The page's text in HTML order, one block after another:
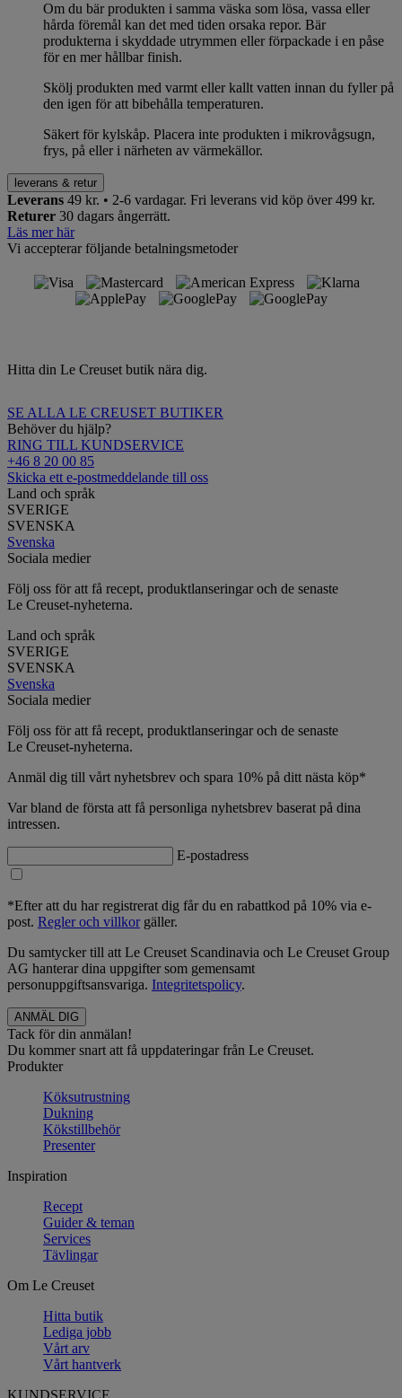
Om du bär produkten i samma väska som lösa, vassa eller
hårda föremål kan det med tiden orsaka repor. Bär
produkterna i skyddade utrymmen eller förpackade i en påse
för en mer hållbar finish.
Skölj produkten med varmt eller kallt vatten innan du fyller på
den igen för att bibehålla temperaturen.
Säkert för kylskåp. Placera inte produkten i mikrovågsugn,
frys, på eller i närheten av värmekällor.
leverans & retur
Leverans 49 kr. • 2-6 vardagar. Fri leverans vid köp över 499 kr.
Returer 30 dagars ångerrätt.
Läs mer här
Vi accepterar följande betalningsmetoder
Hitta din Le Creuset butik nära dig.
SE ALLA LE CREUSET BUTIKER
Behöver du hjälp?
RING TILL KUNDSERVICE
+46 8 20 00 85
Skicka ett e-postmeddelande till oss
Land och språk
SVERIGE
SVENSKA
Svenska
Sociala medier
Följ oss för att få recept, produktlanseringar och de senaste
Le Creuset-nyheterna.
Land och språk
SVERIGE
SVENSKA
Svenska
Sociala medier
Följ oss för att få recept, produktlanseringar och de senaste
Le Creuset-nyheterna.
Anmäl dig till vårt nyhetsbrev och spara 10% på ditt nästa köp*
Var bland de första att få personliga nyhetsbrev baserat på dina
intressen.
E-postadress
*Efter att du har registrerat dig får du en rabattkod på 10% via e-
post. Regler och villkorgäller.
Du samtycker till att Le Creuset Scandinavia och Le Creuset Group
AG hanterar dina uppgifter som gemensamt
personuppgiftsansvariga. Integritetspolicy.
Tack för din anmälan!
Du kommer snart att få uppdateringar från Le Creuset.
Produkter
Köksutrustning
Dukning
Kökstillbehör
Presenter
Inspiration
Recept
Guider & teman
Services
Tävlingar
Om Le Creuset
Hitta butik
Lediga jobb
Vårt arv
Vårt hantverk